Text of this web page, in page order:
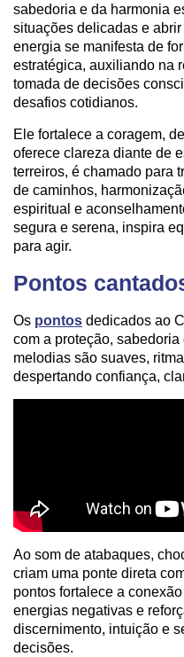
sabedoria e da harmonia
situações delicadas e
energia se manifesta de
estratégica, auxiliando na
tomada de decisões
desafios cotidianos.
Ele fortalece a coragem,
oferece clareza diante de
terreiros, é chamado para
de caminhos,
espiritual e
segura e serena, inspira
para agir.
Pontos
Os pontos dedicados ao
com a proteção,
melodias são suaves,
despertando confiança,
Ao som de atabaques,
criam uma ponte direta
pontos fortalece a
energias negativas e
discernimento, intuição e
decisões.